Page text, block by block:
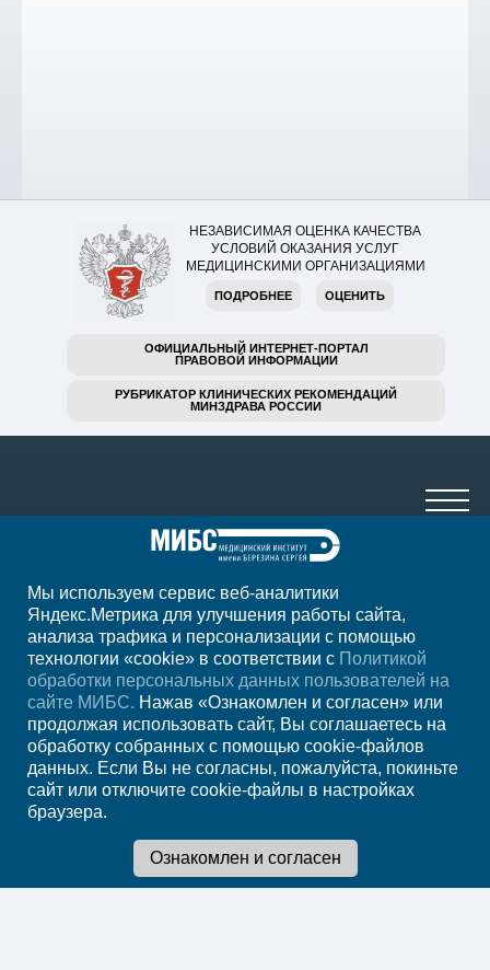
НЕЗАВИСИМАЯ ОЦЕНКА КАЧЕСТВА
УСЛОВИЙ ОКАЗАНИЯ УСЛУГ
МЕДИЦИНСКИМИ ОРГАНИЗАЦИЯМИ
ПОДРОБНЕЕ ОЦЕНИТЬ
ОФИЦИАЛЬНЫЙ ИНТЕРНЕТ-ПОРТАЛ
ПРАВОВОЙ ИНФОРМАЦИИ
РУБРИКАТОР КЛИНИЧЕСКИХ РЕКОМЕНДАЦИЙ
МИНЗДРАВА РОССИИ
8 (499) 785-91-45
ежедневно с 07:00 до 23:00
РегионМосква
Записаться на
прием
Мы используем сервис веб-аналитики
Яндекс.Метрика для улучшения работы сайта,
анализа трафика и персонализации с помощью
технологии «cookie» в соответствии с Политикой
обработки персональных данных пользователей на
сайте МИБС. Нажав «Ознакомлен и согласен» или
продолжая использовать сайт, Вы соглашаетесь на
обработку собранных с помощью cookie-файлов
данных. Если Вы не согласны, пожалуйста, покиньте
сайт или отключите cookie-файлы в настройках
браузера.